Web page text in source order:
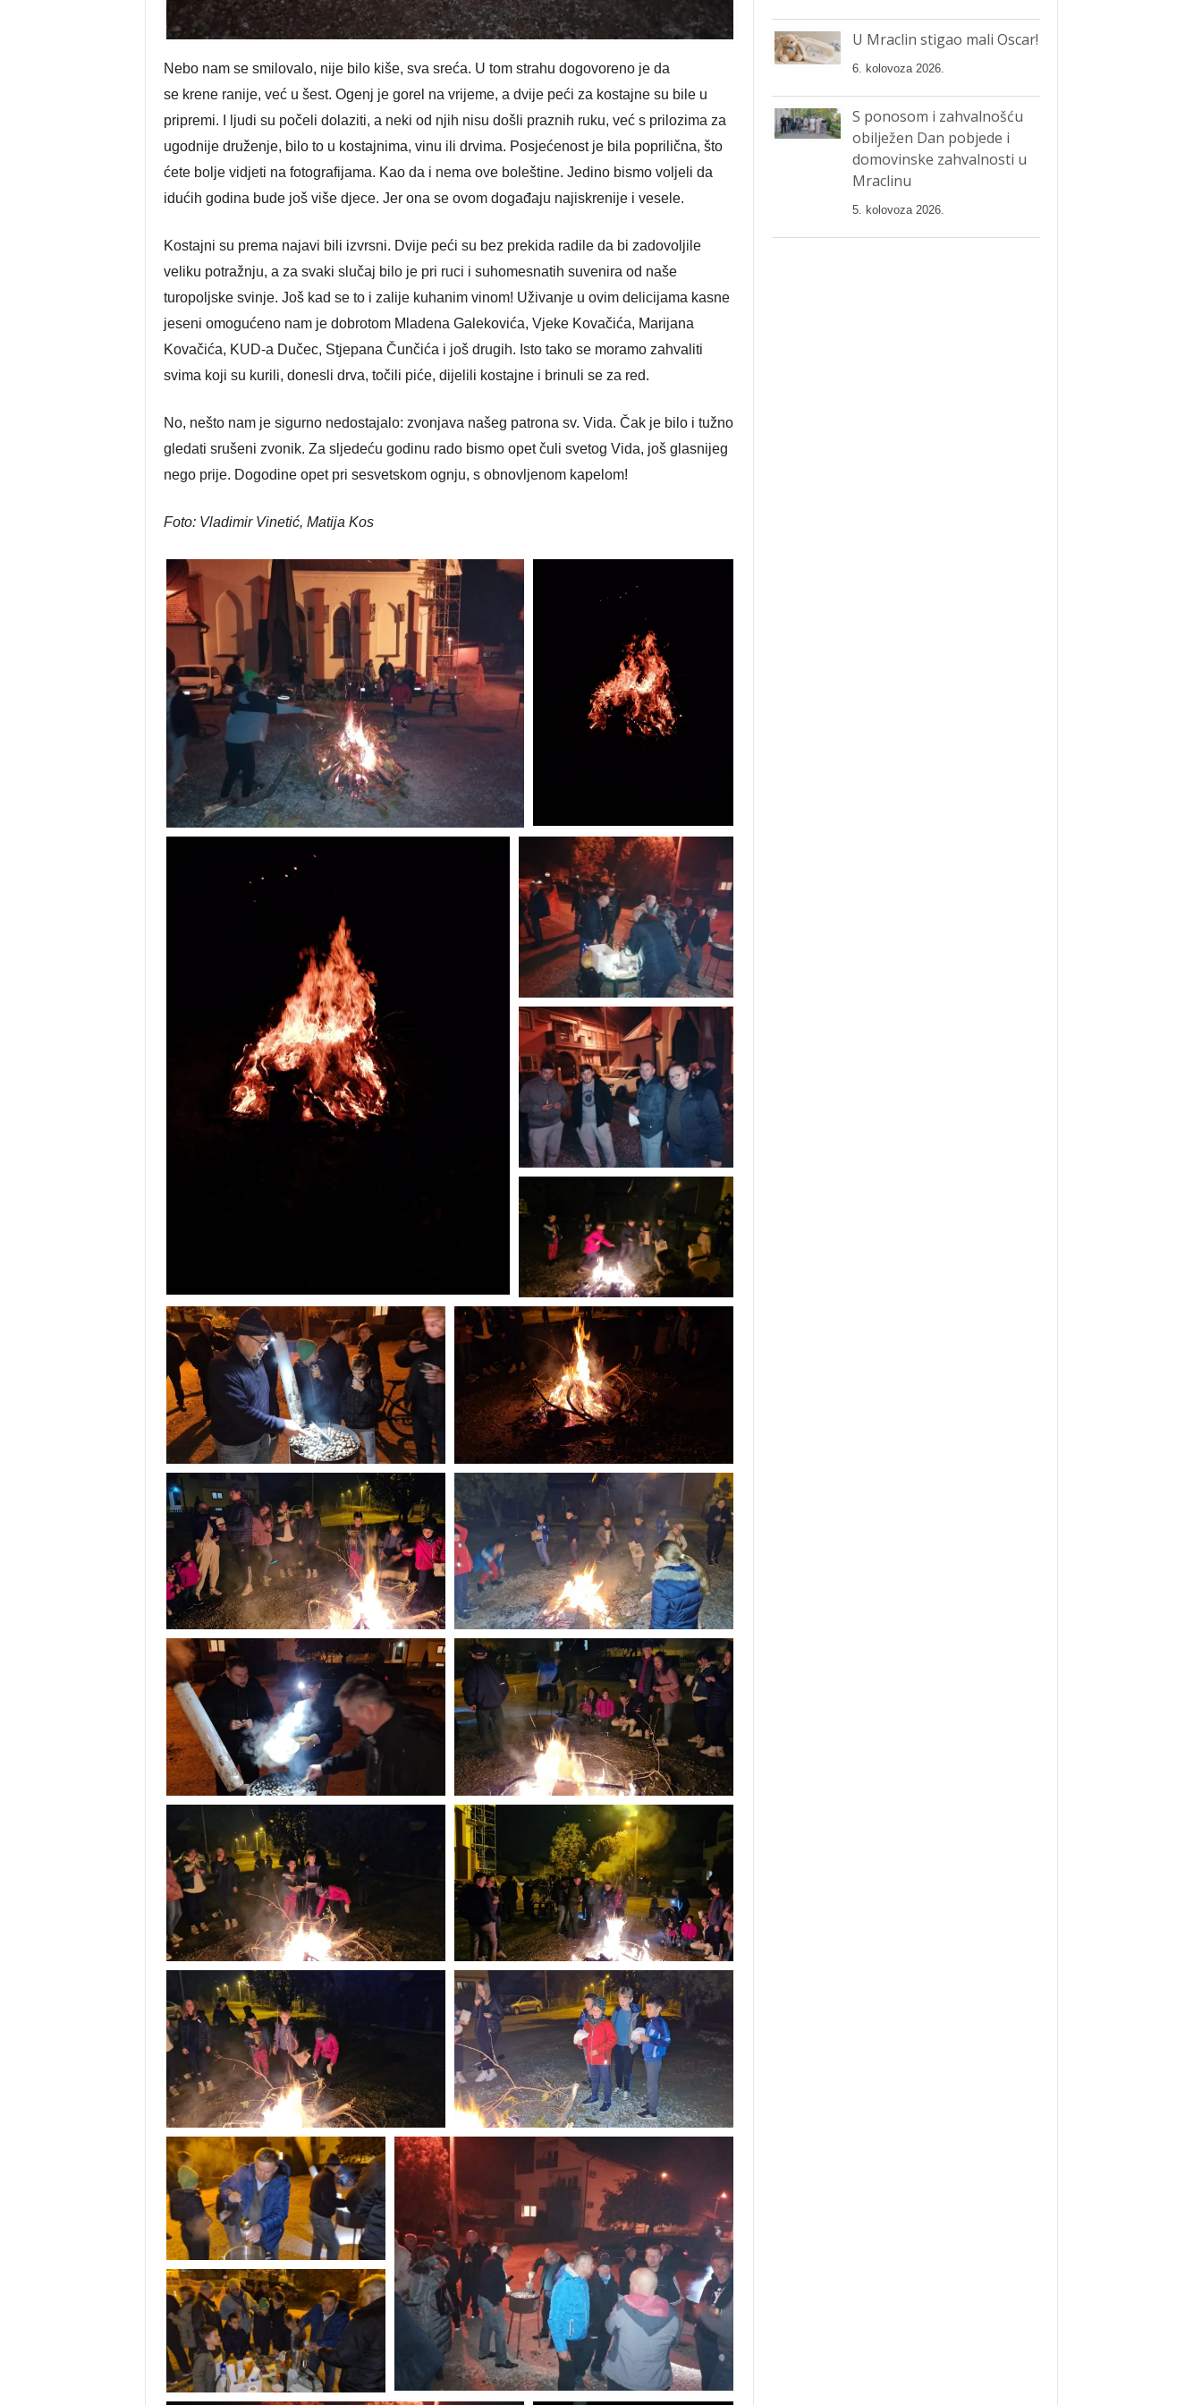
Nebo nam se smilovalo, nije bilo kiše, sva sreća. U tom strahu dogovoreno je da
se krene ranije, već u šest. Ogenj je gorel na vrijeme, a dvije peći za kostajne su bile u
pripremi. I ljudi su počeli dolaziti, a neki od njih nisu došli praznih ruku, već s prilozima za
ugodnije druženje, bilo to u kostajnima, vinu ili drvima. Posjećenost je bila poprilična, što
ćete bolje vidjeti na fotografijama. Kao da i nema ove boleštine. Jedino bismo voljeli da
idućih godina bude još više djece. Jer ona se ovom događaju najiskrenije i vesele.
Kostajni su prema najavi bili izvrsni. Dvije peći su bez prekida radile da bi zadovoljile
veliku potražnju, a za svaki slučaj bilo je pri ruci i suhomesnatih suvenira od naše
turopoljske svinje. Još kad se to i zalije kuhanim vinom! Uživanje u ovim delicijama kasne
jeseni omogućeno nam je dobrotom Mladena Galekovića, Vjeke Kovačića, Marijana
Kovačića, KUD-a Dučec, Stjepana Čunčića i još drugih. Isto tako se moramo zahvaliti
svima koji su kurili, donesli drva, točili piće, dijelili kostajne i brinuli se za red.
No, nešto nam je sigurno nedostajalo: zvonjava našeg patrona sv. Vida. Čak je bilo i tužno
gledati srušeni zvonik. Za sljedeću godinu rado bismo opet čuli svetog Vida, još glasnijeg
nego prije. Dogodine opet pri sesvetskom ognju, s obnovljenom kapelom!
Foto: Vladimir Vinetić, Matija Kos
U Mraclin stigao mali Oscar!
6. kolovoza 2026.
S ponosom i zahvalnošću
obilježen Dan pobjede i
domovinske zahvalnosti u
Mraclinu
5. kolovoza 2026.